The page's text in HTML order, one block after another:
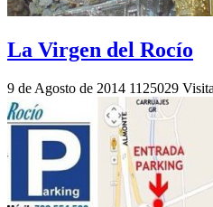
La Virgen del Rocío
9 de Agosto de 2014 1125029